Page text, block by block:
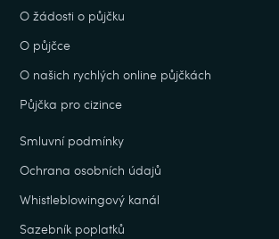
O žádosti o půjčku
O půjčce
O našich rychlých online půjčkách
Půjčka pro cizince
Smluvní podmínky
Ochrana osobních údajů
Whistleblowingový kanál
Sazebník poplatků